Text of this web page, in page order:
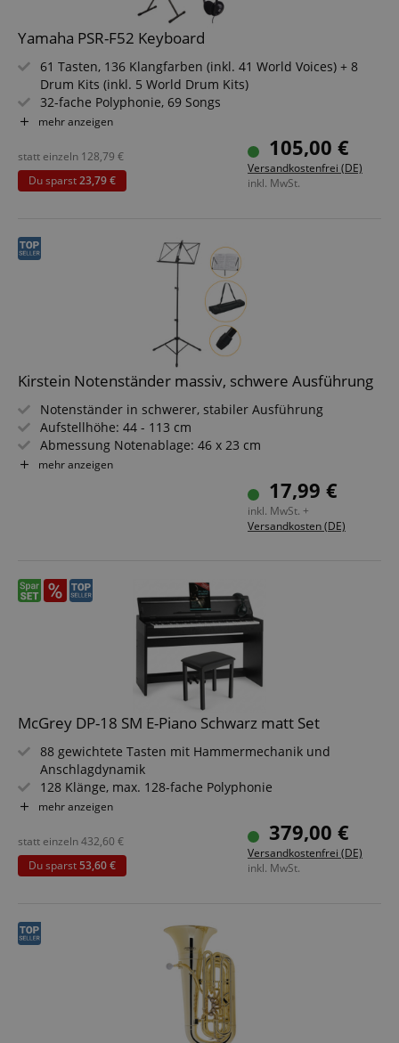
Yamaha PSR-F52 Keyboard
61 Tasten, 136 Klangfarben (inkl. 41 World Voices) + 8
Drum Kits (inkl. 5 World Drum Kits)
32-fache Polyphonie, 69 Songs
158 Begleit-Styles (inkl. 75 World Styles)
Zahlreiche Funktionen (Panel Sustain, Metronom, Sound
Boost und mehr!)
Leicht und kompakt
mehr anzeigen
105,00 €
Versandkostenfrei (DE)
inkl. MwSt.
statt einzeln 128,79 €
Du sparst23,79 €
Kirstein Notenständer massiv, schwere Ausführung
Notenständer in schwerer, stabiler Ausführung
Aufstellhöhe: 44 - 113 cm
Abmessung Notenablage: 46 x 23 cm
Tiefe Notenablage: 4 cm
mehr anzeigen
17,99 €
inkl. MwSt. +
Versandkosten (DE)
McGrey DP-18 SM E-Piano Schwarz matt Set
88 gewichtete Tasten mit Hammermechanik und
Anschlagdynamik
128 Klänge, max. 128-fache Polyphonie
600 Begleitrhythmen
Schlankes, hochwertiges Slimline-Design
Layer- und Dual-Funktion
3 Pedale (Sustain, Soft, Sostenuto)
Sparset inklusive Klavierbank, Kopfhörer und
mehr anzeigen
379,00 €
Versandkostenfrei (DE)
inkl. MwSt.
statt einzeln432,60 €
Du sparst53,60 €